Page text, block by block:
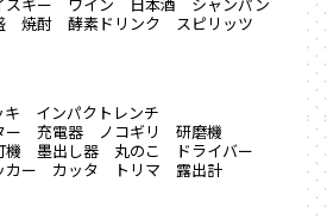
スキー ワイン 日本酒
シャンパン
焼酎 酵素ドリンク
スピリッツ
キ
インパクトレンチ
ー
充電器 ノコギリ
研磨機
機 墨出し器 丸のこ
ドライバー
カー カッタ トリマ
露出計